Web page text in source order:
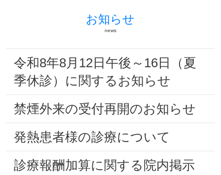
お知らせ
news
令和8年8月12日午後～16日（夏
季休診）に関するお知らせ
禁煙外来の受付再開のお知らせ
発熱患者様の診療について
診療報酬加算に関する院内掲示